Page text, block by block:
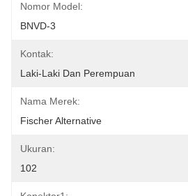
Nomor Model:
BNVD-3
Kontak:
Laki-Laki Dan Perempuan
Nama Merek:
Fischer Alternative
Ukuran:
102